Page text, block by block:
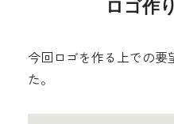
ロゴ作
今回ロゴを作る上での要
た。